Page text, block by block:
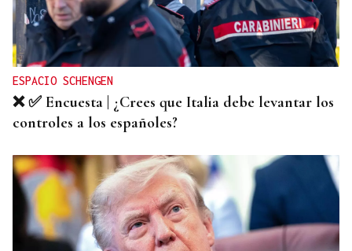
ESPACIO SCHENGEN
❌ ✅ Encuesta | ¿Crees que Italia debe levantar los
controles a los españoles?